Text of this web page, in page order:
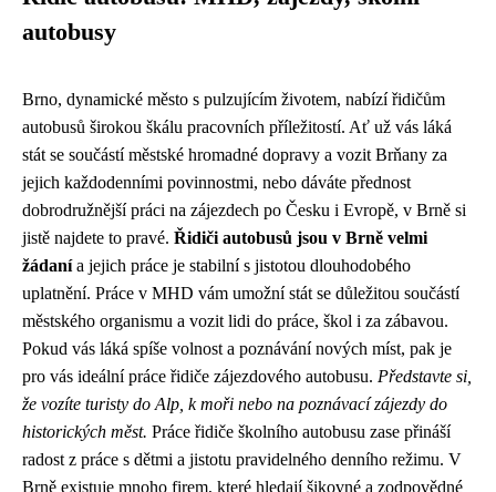
autobusy
Brno, dynamické město s pulzujícím životem, nabízí řidičům
autobusů širokou škálu pracovních příležitostí. Ať už vás láká
stát se součástí městské hromadné dopravy a vozit Brňany za
jejich každodenními povinnostmi, nebo dáváte přednost
dobrodružnější práci na zájezdech po Česku i Evropě, v Brně si
jistě najdete to pravé. Řidiči autobusů jsou v Brně velmi
žádanía jejich práce je stabilní s jistotou dlouhodobého
uplatnění. Práce v MHD vám umožní stát se důležitou součástí
městského organismu a vozit lidi do práce, škol i za zábavou.
Pokud vás láká spíše volnost a poznávání nových míst, pak je
pro vás ideální práce řidiče zájezdového autobusu. Představte si,
že vozíte turisty do Alp, k moři nebo na poznávací zájezdy do
historických měst. Práce řidiče školního autobusu zase přináší
radost z práce s dětmi a jistotu pravidelného denního režimu. V
Brně existuje mnoho firem, které hledají šikovné a zodpovědné